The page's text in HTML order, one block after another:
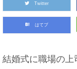
Twitter
はてブ
結婚式に職場の上